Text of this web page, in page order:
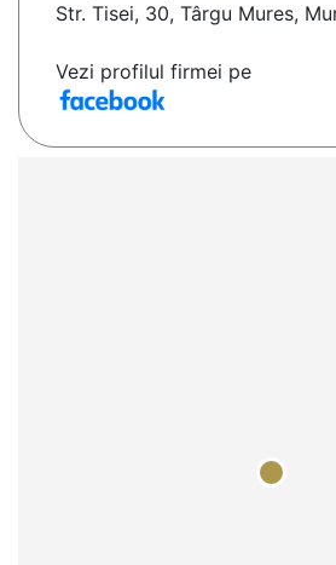
Str. Tisei, 30, Târgu Mures,
Vezi profilul firmei pe